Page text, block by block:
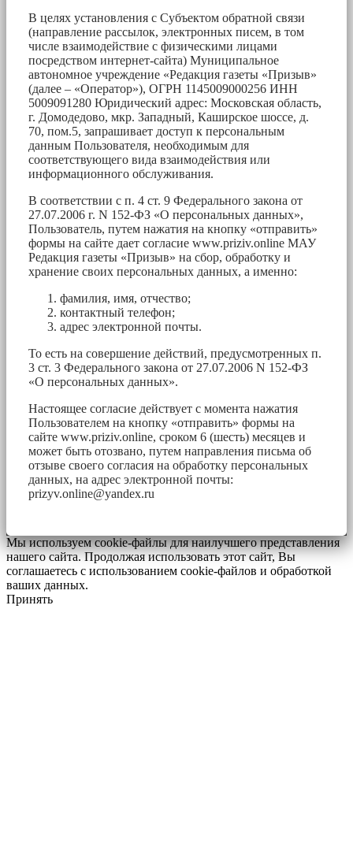
В целях установления с Субъектом обратной связи
(направление рассылок, электронных писем, в том
числе взаимодействие с физическими лицами
посредством интернет-сайта) Муниципальное
автономное учреждение «Редакция газеты «Призыв»
(далее – «Оператор»), ОГРН 1145009000256 ИНН
5009091280 Юридический адрес: Московская область,
г. Домодедово, мкр. Западный, Каширское шоссе, д.
70, пом.5, запрашивает доступ к персональным
данным Пользователя, необходимым для
соответствующего вида взаимодействия или
информационного обслуживания.
В соответствии с п. 4 ст. 9 Федерального закона от
27.07.2006 г. N 152-ФЗ «О персональных данных»,
Пользователь, путем нажатия на кнопку «отправить»
формы на сайте дает согласие www.priziv.online МАУ
Редакция газеты «Призыв» на сбор, обработку и
хранение своих персональных данных, а именно:
фамилия, имя, отчество;
контактный телефон;
адрес электронной почты.
То есть на совершение действий, предусмотренных п.
3 ст. 3 Федерального закона от 27.07.2006 N 152-ФЗ
«О персональных данных».
Настоящее согласие действует с момента нажатия
Пользователем на кнопку «отправить» формы на
сайте www.priziv.online, сроком 6 (шесть) месяцев и
может быть отозвано, путем направления письма об
отзыве своего согласия на обработку персональных
данных, на адрес электронной почты:
prizyv.online@yandex.ru
Мы используем cookie-файлы для наилучшего представления
нашего сайта. Продолжая использовать этот сайт, Вы
соглашаетесь с использованием cookie-файлов и обработкой
ваших данных.
Принять